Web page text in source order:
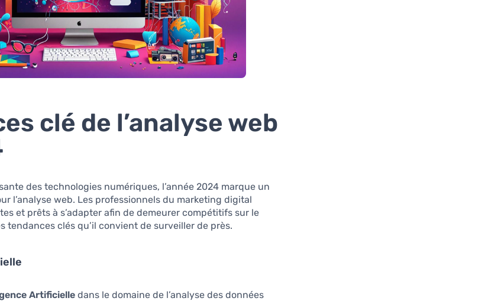
clé de l’analyse web
des technologies numériques, l’année 2024 marque un
l’analyse web. Les professionnels du marketing digital
et prêts à s’adapter afin de demeurer compétitifs sur le
tendances clés qu’il convient de surveiller de près.
Artificielle dans le domaine de l’analyse des données